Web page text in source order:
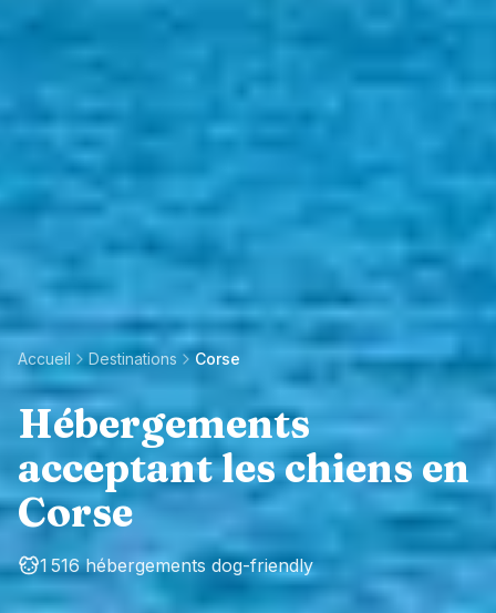
Accueil Destinations Corse
Hébergements
acceptant les chiens en
Corse
1 516 hébergements dog-friendly